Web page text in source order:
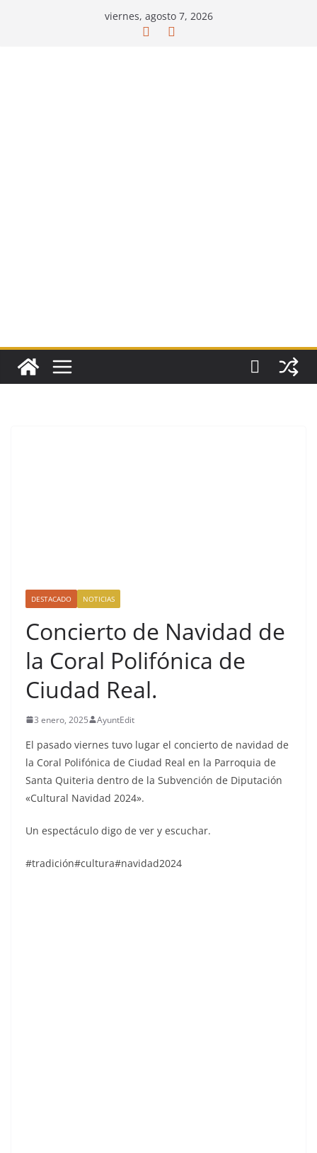
viernes, agosto 7, 2026
DESTACADO NOTICIAS
Concierto de Navidad de
la Coral Polifónica de
Ciudad Real.
3 enero, 2025 AyuntEdit
El pasado viernes tuvo lugar el concierto de navidad de
la Coral Polifónica de Ciudad Real en la Parroquia de
Santa Quiteria dentro de la Subvención de Diputación
«Cultural Navidad 2024».
Un espectáculo digo de ver y escuchar.
#tradición#cultura#navidad2024